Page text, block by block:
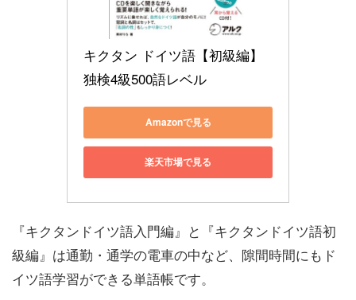
キクタン ドイツ語【初級編】
独検4級500語レベル
Amazonで見る
楽天市場で見る
『キクタンドイツ語入門編』と『キクタンドイツ語初
級編』は通勤・通学の電車の中など、隙間時間にもド
イツ語学習ができる単語帳です。